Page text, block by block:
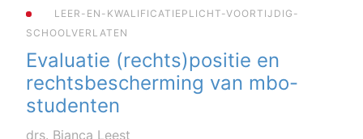
LEER-EN-KWALIFICATIEPLICHT-VOORTIJDIG-
SCHOOLVERLATEN
Evaluatie (rechts)positie en
rechtsbescherming van mbo-
studenten
drs. Bianca Leest